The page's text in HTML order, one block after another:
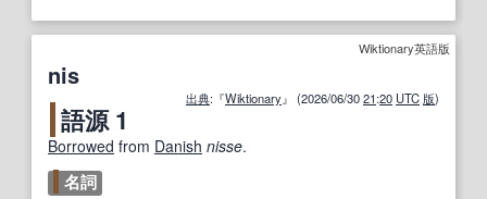
Wiktionary英語版
nis
出典:『Wiktionary』 (2026/06/3021:20 UTC 版)
語源 1
Borrowed from Danish nisse.
名詞